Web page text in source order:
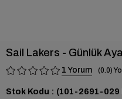
Sail Lakers - Günlük
1 0.0
Stok Kodu (101-2691-029